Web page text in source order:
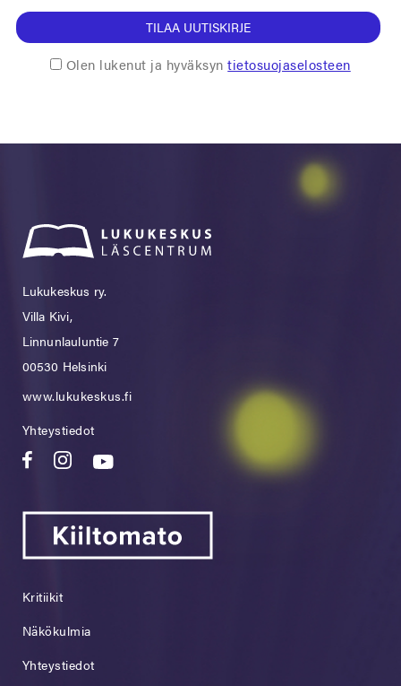
TILAA UUTISKIRJE
Olen lukenut ja hyväksyntietosuojaselosteen
Lukukeskus ry.
Villa Kivi,
Linnunlauluntie 7
00530 Helsinki
www.lukukeskus.fi
Yhteystiedot
Kritiikit
Näkökulmia
Yhteystiedot